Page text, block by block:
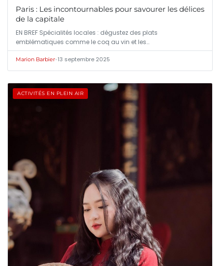
Paris : Les incontournables pour savourer les délices
de la capitale
EN BREF Spécialités locales : dégustez des plats
emblématiques comme le coq au vin et les…
Marion Barbier•13 septembre 2025
ACTIVITÉS EN PLEIN AIR